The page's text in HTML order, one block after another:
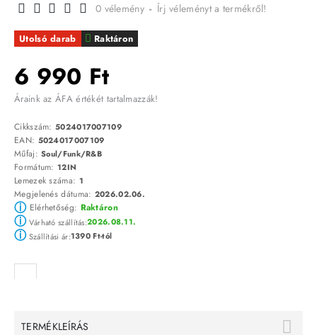
Raktáron
Utolsó darab
0 vélemény - Írj véleményt a termékről!
6 990 Ft
Áraink az ÁFA értékét tartalmazzák!
Cikkszám: 5024017007109
EAN: 5024017007109
Műfaj:Soul/Funk/R&B
Formátum: 12IN
Lemezek száma: 1
Megjelenés dátuma: 2026.02.06.
ⓘElérhetőség: Raktáron
ⓘVárható szállítás:2026.08.11.
ⓘSzállítási ár:1390 Ft-tól
TERMÉKLEÍRÁS